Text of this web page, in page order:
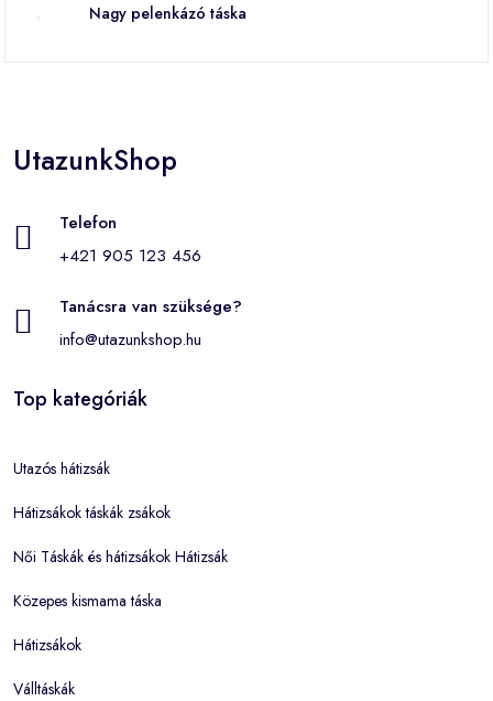
Nagy pelenkázó táska
UtazunkShop
Telefon
+421 905 123 456
Tanácsra van szüksége?
info@utazunkshop.hu
Top kategóriák
Utazós hátizsák
Hátizsákok táskák zsákok
Női Táskák és hátizsákok Hátizsák
Közepes kismama táska
Hátizsákok
Válltáskák